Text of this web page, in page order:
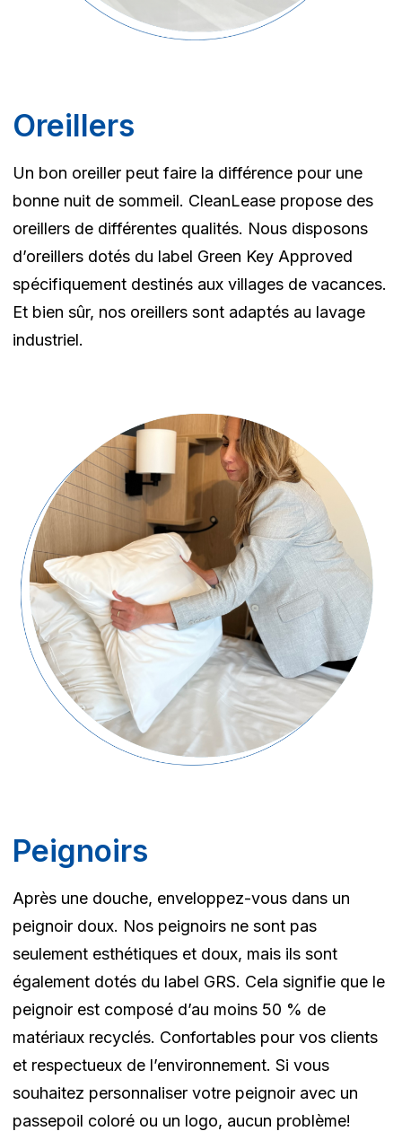
Oreillers
Un bon oreiller peut faire la différence pour une
bonne nuit de sommeil. CleanLease propose des
oreillers de différentes qualités. Nous disposons
d’oreillers dotés du label Green Key Approved
spécifiquement destinés aux villages de vacances.
Et bien sûr, nos oreillers sont adaptés au lavage
industriel.
Peignoirs
Après une douche, enveloppez-vous dans un
peignoir doux. Nos peignoirs ne sont pas
seulement esthétiques et doux, mais ils sont
également dotés du label GRS. Cela signifie que le
peignoir est composé d’au moins 50 % de
matériaux recyclés. Confortables pour vos clients
et respectueux de l’environnement. Si vous
souhaitez personnaliser votre peignoir avec un
passepoil coloré ou un logo, aucun problème!